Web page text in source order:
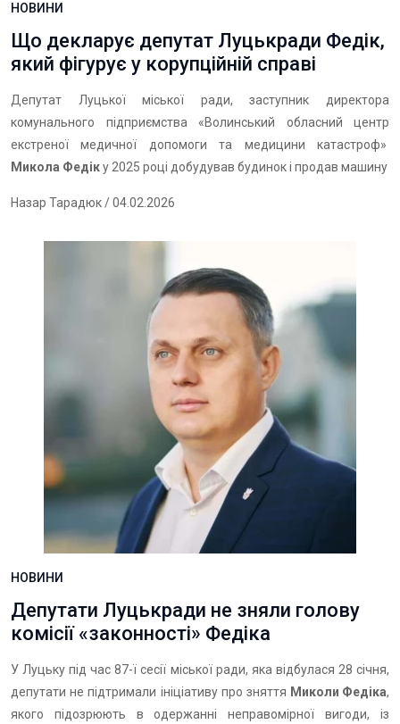
НОВИНИ
Що декларує депутат Луцькради Федік,
який фігурує у корупційній справі
Депутат Луцької міської ради, заступник директора
комунального підприємства «Волинський обласний центр
екстреної медичної допомоги та медицини катастроф»
Микола Федіку 2025 році добудував будинок і продав машину
Назар Тарадюк/ 04.02.2026
НОВИНИ
Депутати Луцькради не зняли голову
комісії «законності» Федіка
У Луцьку під час 87-ї сесії міської ради, яка відбулася 28 січня,
депутати не підтримали ініціативу про зняття Миколи Федіка,
якого підозрюють в одержанні неправомірної вигоди, із